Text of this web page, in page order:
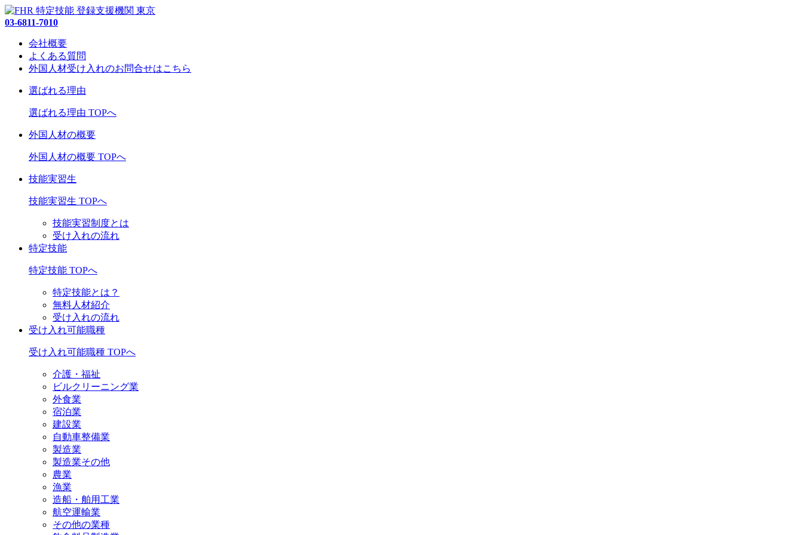
03-6811-7010
会社概要
よくある質問
外国人材受け入れのお問合せはこちら
選ばれる理由
選ばれる理由 TOPへ
外国人材の概要
外国人材の概要 TOPへ
技能実習生
技能実習生 TOPへ
技能実習制度とは
受け入れの流れ
特定技能
特定技能 TOPへ
特定技能とは？
無料人材紹介
受け入れの流れ
受け入れ可能職種
受け入れ可能職種 TOPへ
介護・福祉
ビルクリーニング業
外食業
宿泊業
建設業
自動車整備業
製造業
製造業その他
農業
漁業
造船・舶用工業
航空運輸業
その他の業種